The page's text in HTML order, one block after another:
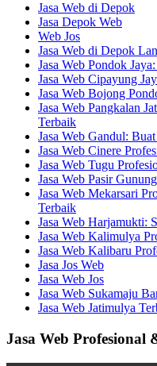
Jasa Web di Depok
Jasa Depok Web
Web Jos
Jasa Web di Depok
Jasa Web Pondok
Jasa Web Cipayung
Jasa Web Bojong
Jasa Web Pangkalan
Terbaik
Jasa Web Gandul:
Jasa Web Cinere
Jasa Web Tugu
Jasa Web Pasir
Jasa Web Mekarsari
Terbaik
Jasa Web Harjamukti:
Jasa Web Kalimulya
Jasa Web Kalibaru
Jasa Jos Web
Jasa Web Jos
Jasa Web Sukamaju
Jasa Web Jatimulya
Jasa Web Profesional